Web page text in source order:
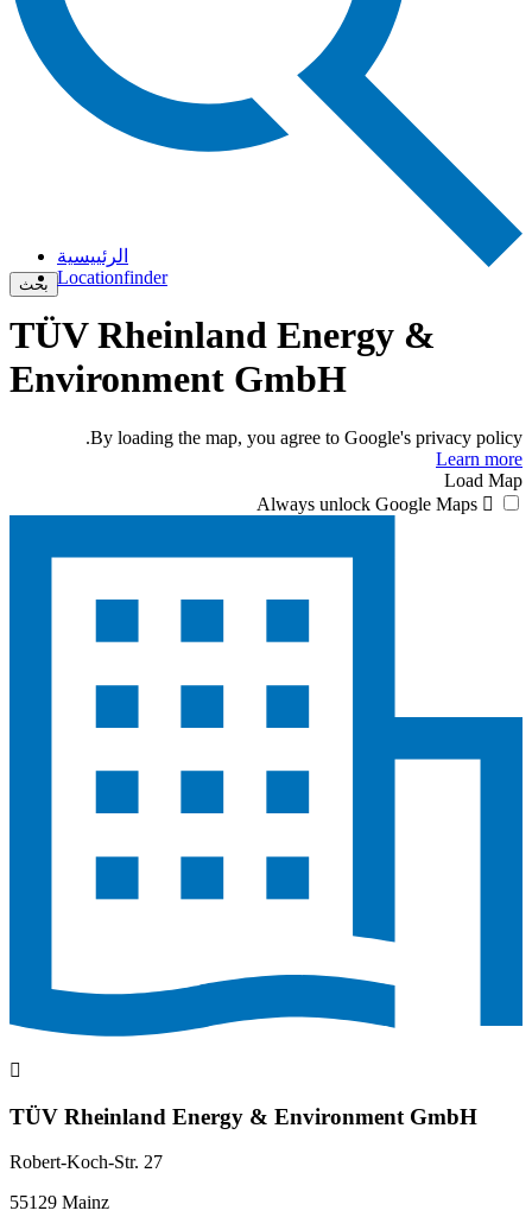
بحث
الرئييسية
Locationfinder
TÜV Rheinland Energy &
Environment GmbH
By loading the map, you agree to Google's privacy policy.
Learn more
Load Map
Always unlock Google Maps
TÜV Rheinland Energy & Environment GmbH
Robert-Koch-Str. 27
55129 Mainz